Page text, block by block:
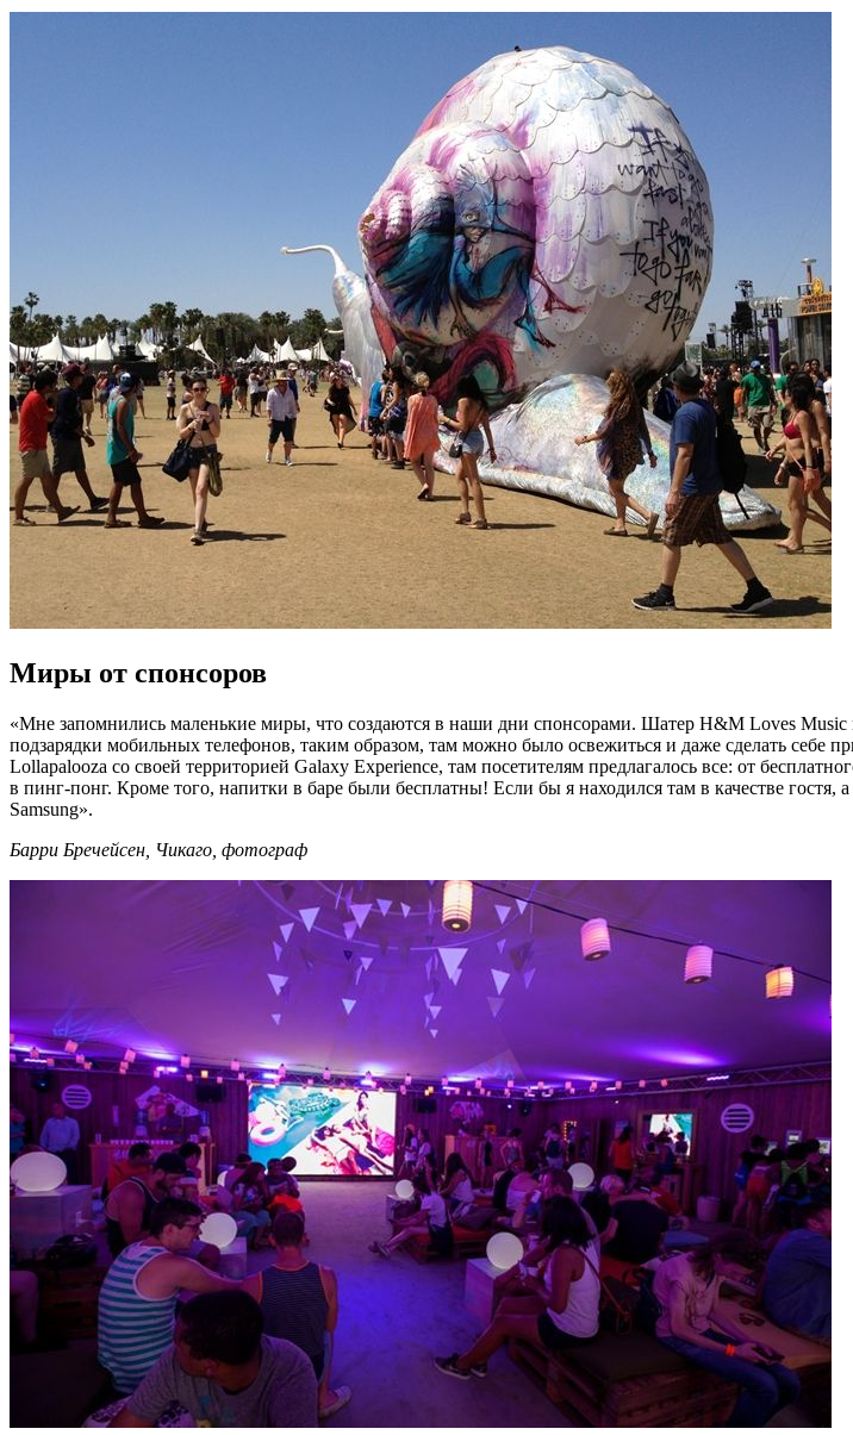
Миры от спонсоров
«Мне запомнились маленькие миры, что создаются в наши дни спонсорами. Шатер H&M Loves
подзарядки мобильных телефонов, таким образом, там можно было освежиться и даже сделать себе
Lollapalooza со своей территорией Galaxy Experience, там посетителям предлагалось все: от
в пинг-понг. Кроме того, напитки в баре были бесплатны! Если бы я находился там в качестве
Samsung».
Барри Бречейсен, Чикаго, фотограф